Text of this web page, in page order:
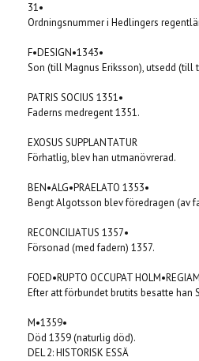
31•
Ordningsnummer i Hedlingers
F•DESIGN•1343•
Son (till Magnus Eriksson), utsedd (till
PATRIS SOCIUS 1351•
Faderns medregent 1351.
EXOSUS SUPPLANTATUR
Förhatlig, blev han utmanövrerad.
BEN•ALG•PRAELATO 1353•
Bengt Algotsson blev föredragen (av
RECONCILIATUS 1357•
Försonad (med fadern) 1357.
FOED•RUPTO OCCUPAT
Efter att förbundet brutits besatte han
M•1359•
Död 1359 (naturlig död).
DEL 2: HISTORISK ESSÄ